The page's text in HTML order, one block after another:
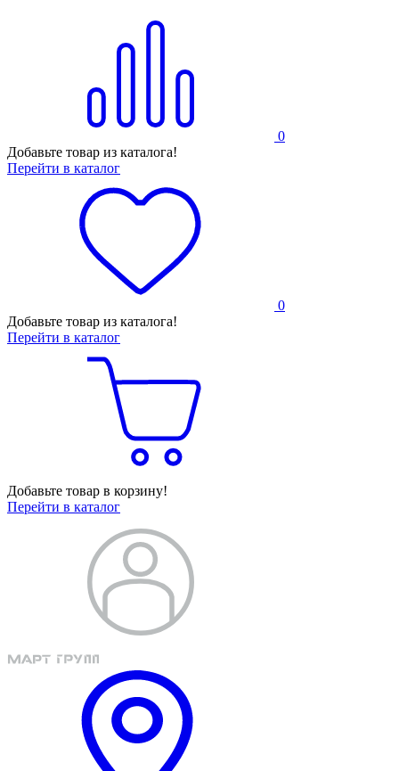
0
Добавьте товар из каталога!
Перейти в каталог
0
Добавьте товар из каталога!
Перейти в каталог
Добавьте товар в корзину!
Перейти в каталог